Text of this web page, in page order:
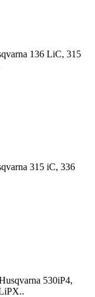
136 LiC, 315
315 iC, 336
530iP4,